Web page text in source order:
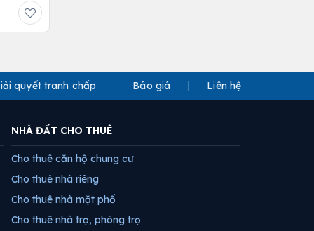
quyết tranh chấp Báo giá Liên hệ
NHÀ ĐẤT CHO THUÊ
Cho thuê căn hộ chung cư
Cho thuê nhà riêng
Cho thuê nhà mặt phố
Cho thuê nhà trọ, phòng trọ